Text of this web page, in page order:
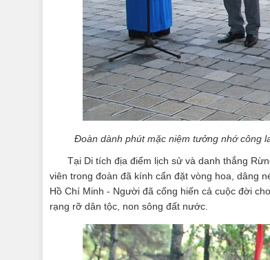
Đoàn dành phút mặc niệm tưởng nhớ công
Tại Di tích địa điểm lịch sử và danh thắng
viên trong đoàn đã kính cẩn đặt vòng hoa, dâng
Hồ Chí Minh - Người đã cống hiến cả cuộc đời
rạng rỡ dân tộc, non sông đất nước.